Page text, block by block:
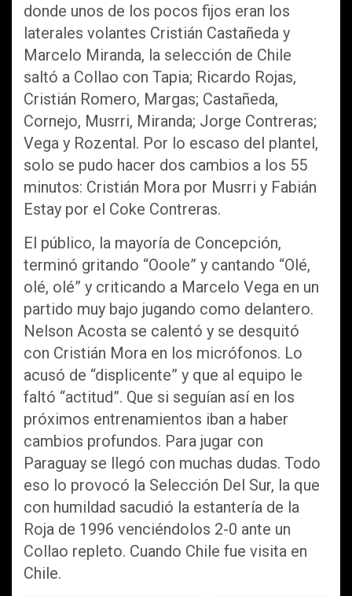
donde unos de los pocos fijos eran los
laterales volantes Cristián Castañeda y
Marcelo Miranda, la selección de Chile
saltó a Collao con Tapia; Ricardo Rojas,
Cristián Romero, Margas; Castañeda,
Cornejo, Musrri, Miranda; Jorge Contreras;
Vega y Rozental. Por lo escaso del plantel,
solo se pudo hacer dos cambios a los 55
minutos: Cristián Mora por Musrri y Fabián
Estay por el Coke Contreras.
El público, la mayoría de Concepción,
terminó gritando “Ooole” y cantando “Olé,
olé, olé” y criticando a Marcelo Vega en un
partido muy bajo jugando como delantero.
Nelson Acosta se calentó y se desquitó
con Cristián Mora en los micrófonos. Lo
acusó de “displicente” y que al equipo le
faltó “actitud”. Que si seguían así en los
próximos entrenamientos iban a haber
cambios profundos. Para jugar con
Paraguay se llegó con muchas dudas. Todo
eso lo provocó la Selección Del Sur, la que
con humildad sacudió la estantería de la
Roja de 1996 venciéndolos 2-0 ante un
Collao repleto. Cuando Chile fue visita en
Chile.